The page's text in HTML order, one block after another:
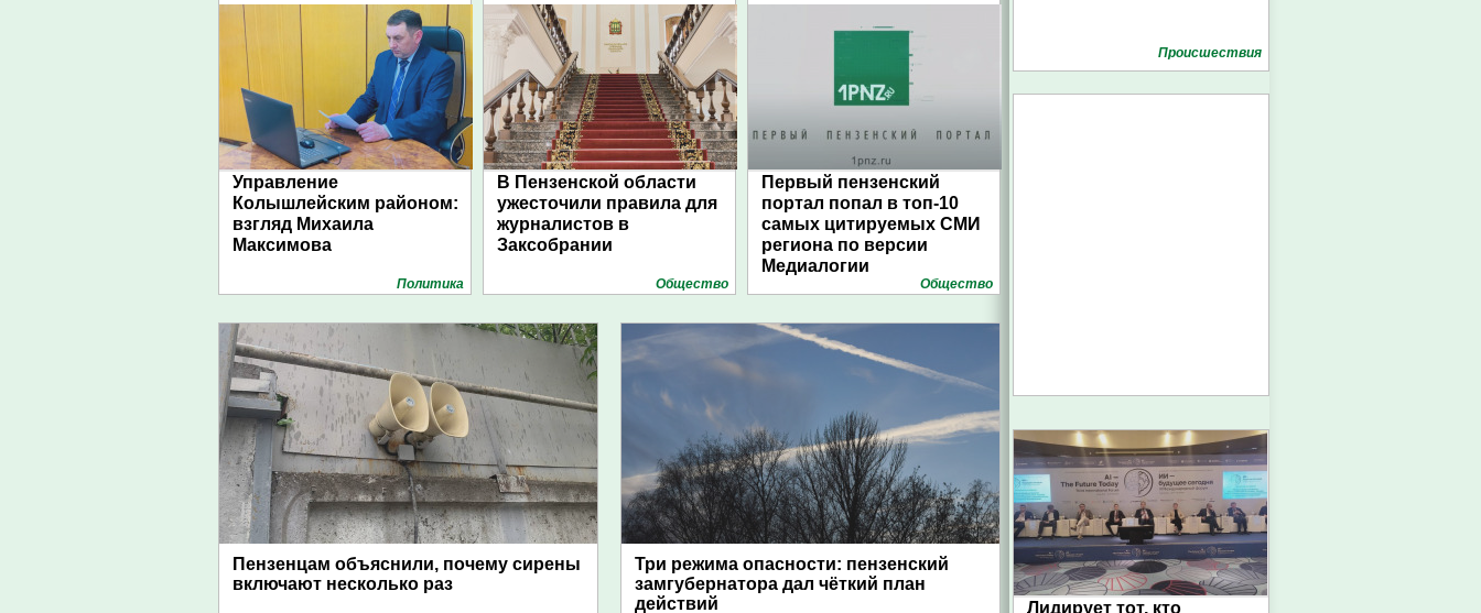
Управление
Колышлейским районом:
взгляд Михаила
Максимова
Политика
В Пензенской области
ужесточили правила для
журналистов в
Заксобрании
Общество
Первый пензенский
портал попал в топ-10
самых цитируемых СМИ
региона по версии
Медиалогии
Общество
Пензенцам объяснили, почему сирены
включают несколько раз
Три режима опасности: пензенский
замгубернатора дал чёткий план
действий
Проиcшествия
Лидирует тот, кто